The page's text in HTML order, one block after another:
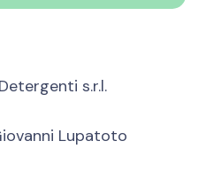
s.r.l.
Lupatoto